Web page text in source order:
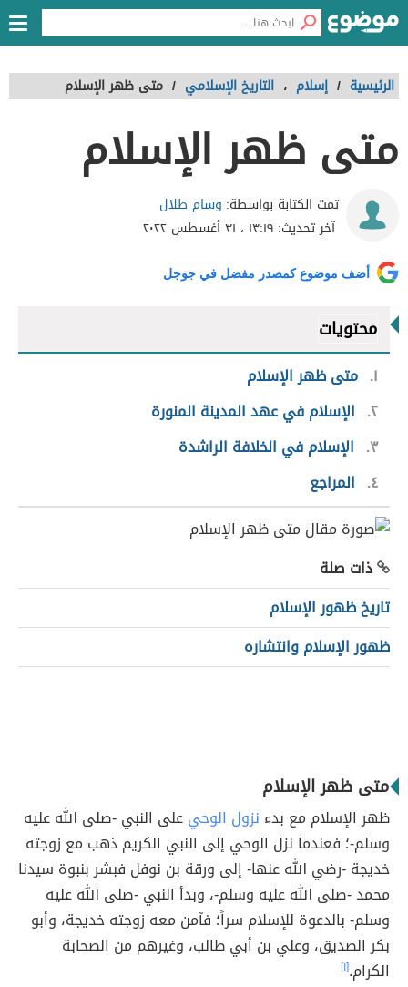
الرئيسية / إسلام ، التاريخ الإسلامي / متى ظهر الإسلام
متى ظهر الإسلام
تمت الكتابة بواسطة: وسام طلال
آخر تحديث: ١٣:١٩ ، ٣١ أغسطس ٢٠٢٢
أضف موضوع كمصدر مفضل في جوجل
محتويات
١ متى ظهر الإسلام
٢ الإسلام في عهد المدينة المنورة
٣
الإسلام في الخلافة الراشدة
٤
المراجع
ذات صلة
تاريخ ظهور الإسلام
ظهور الإسلام وانتشاره
متى ظهر الإسلام
ظهر الإسلام مع بدء نزول الوحيعلى النبي -صلى الله عليه
وسلم-؛ فعندما نزل الوحي إلى النبي الكريم ذهب مع زوجته
خديجة -رضي الله عنها- إلى ورقة بن نوفل فبشر بنبوة سيدنا
محمد -صلى الله عليه وسلم-، وبدأ النبي -صلى الله عليه
وسلم- بالدعوة للإسلام سراً؛ فآمن معه زوجته خديجة، وأبو
بكر الصديق، وعلي بن أبي طالب، وغيرهم من الصحابة
الكرام.[١]